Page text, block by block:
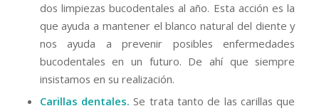
dos limpiezas bucodentales al año. Esta acción es la
que ayuda a mantener el blanco natural del diente y
nos ayuda a prevenir posibles enfermedades
bucodentales en un futuro. De ahí que siempre
insistamos en su realización.
Carillas dentales. Se trata tanto de las carillas que